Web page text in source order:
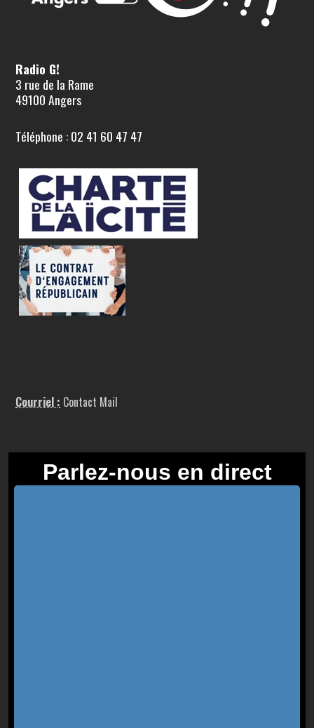
Radio G!
3 rue de la Rame
49100 Angers
Téléphone : 02 41 60 47 47
Courriel : Contact Mail